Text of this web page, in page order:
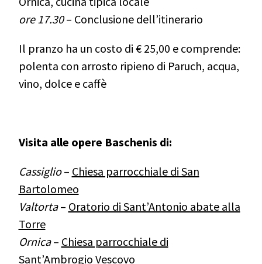
ore 17.30– Conclusione dell’itinerario
Il pranzo ha un costo di € 25,00 e comprende:
polenta con arrosto ripieno di Paruch, acqua,
vino, dolce e caffè
Visita alle opere Baschenis di:
Cassiglio– Chiesa parrocchiale di San
Bartolomeo
Valtorta– Oratorio di Sant’Antonio abate alla
Torre
Ornica– Chiesa parrocchiale di
Sant’Ambrogio Vescovo